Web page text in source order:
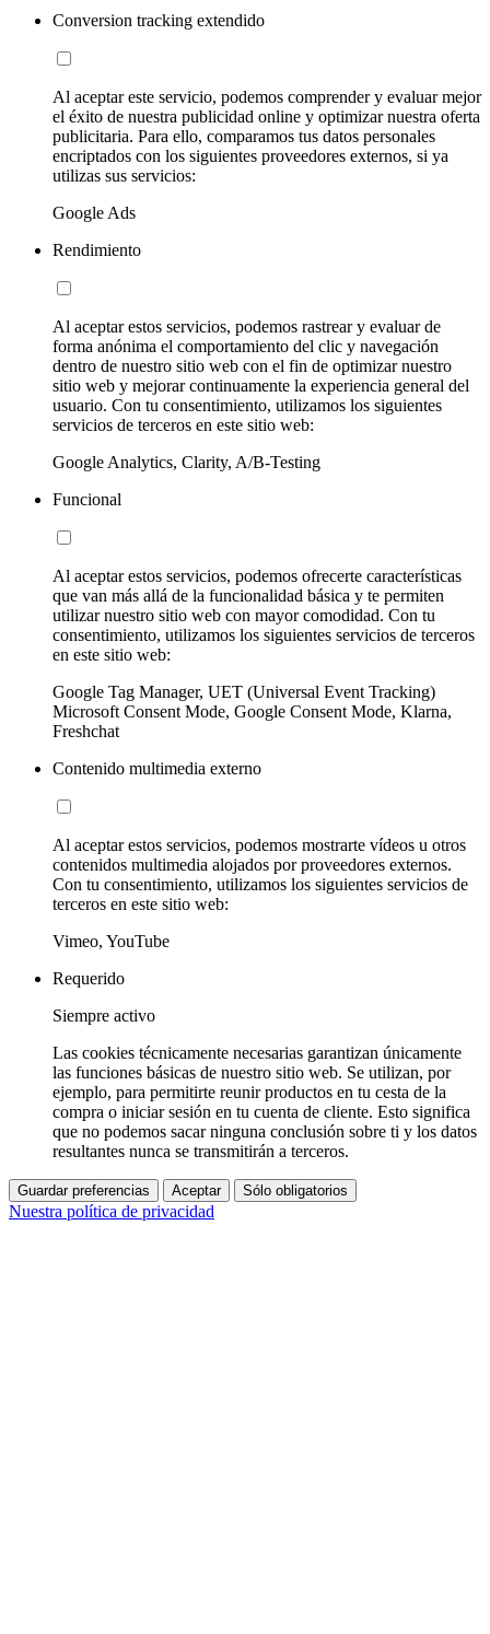
Conversion tracking extendido
Al aceptar este servicio, podemos comprender y evaluar mejor
el éxito de nuestra publicidad online y optimizar nuestra oferta
publicitaria. Para ello, comparamos tus datos personales
encriptados con los siguientes proveedores externos, si ya
utilizas sus servicios:
Google Ads
Rendimiento
Al aceptar estos servicios, podemos rastrear y evaluar de
forma anónima el comportamiento del clic y navegación
dentro de nuestro sitio web con el fin de optimizar nuestro
sitio web y mejorar continuamente la experiencia general del
usuario. Con tu consentimiento, utilizamos los siguientes
servicios de terceros en este sitio web:
Google Analytics, Clarity, A/B-Testing
Funcional
Al aceptar estos servicios, podemos ofrecerte características
que van más allá de la funcionalidad básica y te permiten
utilizar nuestro sitio web con mayor comodidad. Con tu
consentimiento, utilizamos los siguientes servicios de terceros
en este sitio web:
Google Tag Manager, UET (Universal Event Tracking)
Microsoft Consent Mode, Google Consent Mode, Klarna,
Freshchat
Contenido multimedia externo
Al aceptar estos servicios, podemos mostrarte vídeos u otros
contenidos multimedia alojados por proveedores externos.
Con tu consentimiento, utilizamos los siguientes servicios de
terceros en este sitio web:
Vimeo, YouTube
Requerido
Siempre activo
Las cookies técnicamente necesarias garantizan únicamente
las funciones básicas de nuestro sitio web. Se utilizan, por
ejemplo, para permitirte reunir productos en tu cesta de la
compra o iniciar sesión en tu cuenta de cliente. Esto significa
que no podemos sacar ninguna conclusión sobre ti y los datos
resultantes nunca se transmitirán a terceros.
Guardar preferencias Aceptar Sólo obligatorios
Nuestra política de privacidad